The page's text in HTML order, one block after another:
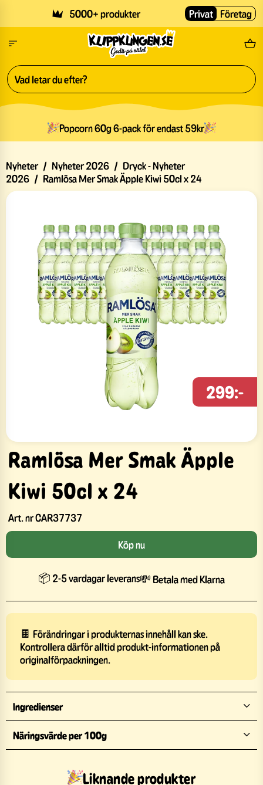
5000+ produkter Fri
Privat Företag
Popcorn 60g 6-pack för endast 59kr
Nyheter / Nyheter 2026 / Dryck - Nyheter
2026 / Ramlösa Mer Smak Äpple Kiwi 50cl x 24
Ramlösa Mer Smak Äpple
Kiwi 50cl x 24
Art. nrCAR37737
299:-
Köp nu
📦 2-5 vardagar leverans💸 Betala med Klarna
🍫 Förändringar i produkternas innehåll kan ske.
Kontrollera därför alltid produkt-informationen på
originalförpackningen.
Ingredienser
Näringsvärde per 100g
Liknande produkter